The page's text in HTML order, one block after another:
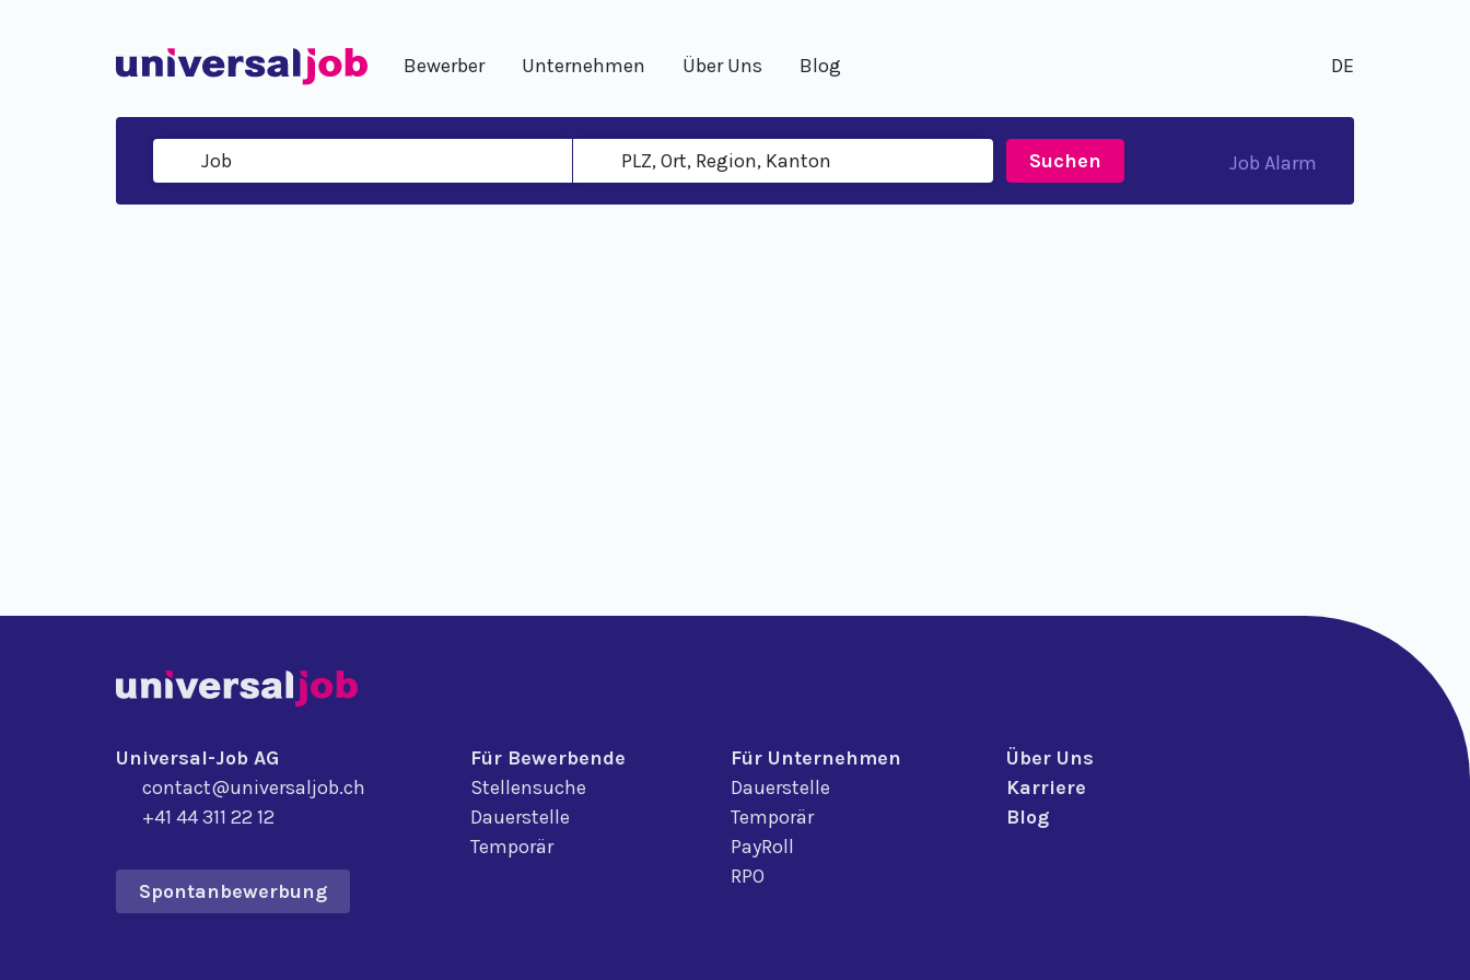
Bewerber Unternehmen Über Uns Blog DE
Suchen Job Alarm
Universal-Job AG
contact@universaljob.ch
+41 44 311 22 12
Spontanbewerbung
Für Bewerbende
Stellensuche
Dauerstelle
Temporär
Für Unternehmen
Dauerstelle
Temporär
PayRoll
RPO
Über Uns
Karriere
Blog